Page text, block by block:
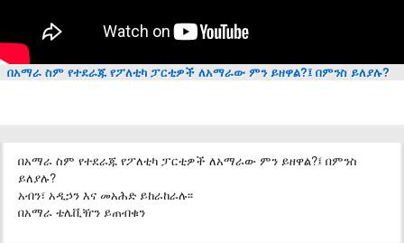
በአማራ ስም የተደራጁ የፖለቲካ ፓርቲዎች ለአማራው ምን ይዘዋል?፤ በምንስ ይለያሉ?
በአማራ ስም የተደራጁ የፖለቲካ ፓርቲዎች ለአማራው ምን ይዘዋል?፤ በምንስ
ይለያሉ?
አብን፣ አዲኃን እና መአሕድ ይከራከራሉ፡፡
በአማራ ቴሌቪዥን ይጠብቁን